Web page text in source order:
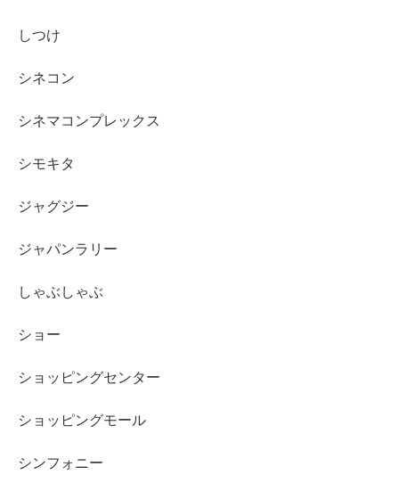
しつけ
シネコン
シネマコンプレックス
シモキタ
ジャグジー
ジャパンラリー
しゃぶしゃぶ
ショー
ショッピングセンター
ショッピングモール
シンフォニー